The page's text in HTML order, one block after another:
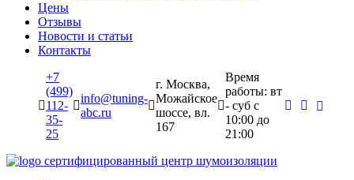
Цены
Отзывы
Новости и статьи
Контакты
+7
(499)
112-
35-
25
info@tuning-
abc.ru
г. Москва,
Можайское
шоссе, вл.
167
Время
работы: вт
- суб c
10:00 до
21:00
сертифицированный центр шумоизоляции